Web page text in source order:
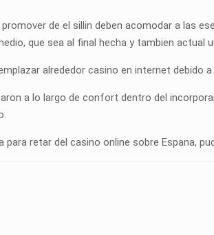
de el sillin deben acomodar a las
que sea al final hecha y tambien actual
alrededor casino en internet debido
a lo largo de confort dentro del
retar del casino online sobre Espana,